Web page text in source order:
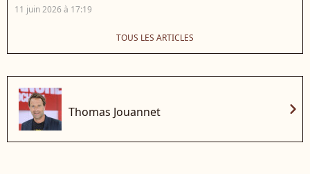
11 juin 2026 à 17:19
TOUS LES ARTICLES
Thomas Jouannet chevron_right